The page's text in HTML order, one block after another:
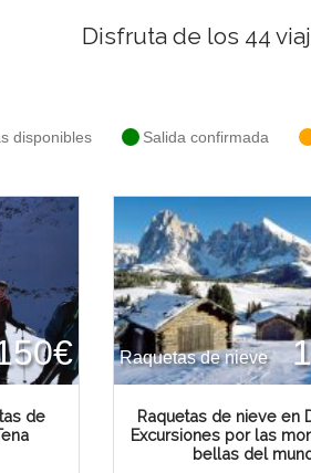
Disfruta de los 44
disponibles Salida confirmada
de
Raquetas de nieve
Raquetas de nieve en
Excursiones por las
bellas del